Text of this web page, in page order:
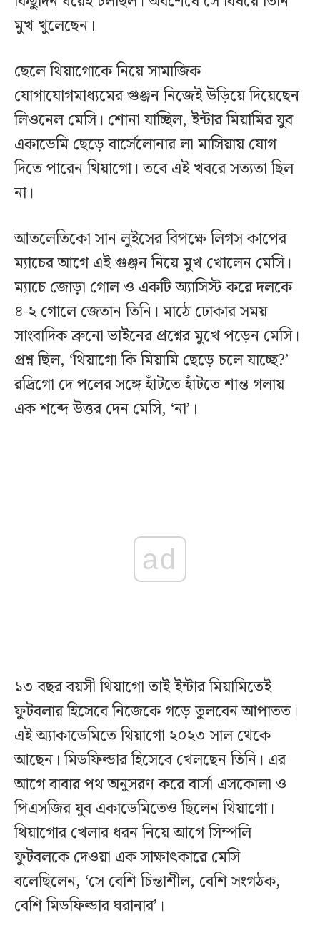
মুখ খুলেছেন।
ছেলে থিয়াগোকে নিয়ে সামাজিক
যোগাযোগমাধ্যমের গুঞ্জন নিজেই উড়িয়ে দিয়েছেন
লিওনেল মেসি। শোনা যাচ্ছিল, ইন্টার মিয়ামির যুব
একাডেমি ছেড়ে বার্সেলোনার লা মাসিয়ায় যোগ
দিতে পারেন থিয়াগো। তবে এই খবরে সত্যতা ছিল
না।
আতলেতিকো সান লুইসের বিপক্ষে লিগস কাপের
ম্যাচের আগে এই গুঞ্জন নিয়ে মুখ খোলেন মেসি।
ম্যাচে জোড়া গোল ও একটি অ্যাসিস্ট করে দলকে
৪-২ গোলে জেতান তিনি। মাঠে ঢোকার সময়
সাংবাদিক ব্রুনো ভাইনের প্রশ্নের মুখে পড়েন মেসি।
প্রশ্ন ছিল, ‘থিয়াগো কি মিয়ামি ছেড়ে চলে যাচ্ছে?’
রদ্রিগো দে পলের সঙ্গে হাঁটতে হাঁটতে শান্ত গলায়
এক শব্দে উত্তর দেন মেসি, ‘না’।
ad
১৩ বছর বয়সী থিয়াগো তাই ইন্টার মিয়ামিতেই
ফুটবলার হিসেবে নিজেকে গড়ে তুলবেন আপাতত।
এই অ্যাকাডেমিতে থিয়াগো ২০২৩ সাল থেকে
আছেন। মিডফিল্ডার হিসেবে খেলছেন তিনি। এর
আগে বাবার পথ অনুসরণ করে বার্সা এসকোলা ও
পিএসজির যুব একাডেমিতেও ছিলেন থিয়াগো।
থিয়াগোর খেলার ধরন নিয়ে আগে সিম্পলি
ফুটবলকে দেওয়া এক সাক্ষাৎকারে মেসি
বলেছিলেন, ‘সে বেশি চিন্তাশীল, বেশি সংগঠক,
বেশি মিডফিল্ডার ঘরানার’।